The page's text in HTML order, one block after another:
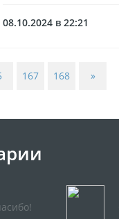
08.10.2024 в 22:21
167 168 »